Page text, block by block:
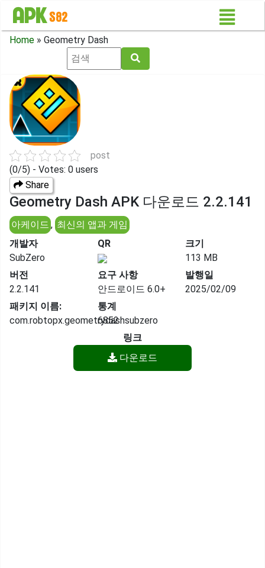
Home » Geometry Dash
post
(0/5) - Votes: 0 users
Share
Geometry Dash APK 다운로드 2.2.141
아케이드 , 최신의 앱과 게임
개발자
SubZero
QR
크기
113 MB
버전
2.2.141
요구 사항
안드로이드 6.0+
발행일
2025/02/09
패키지 이름:
com.robtopx.geometrydashsubzero
통계
6852
링크
다운로드